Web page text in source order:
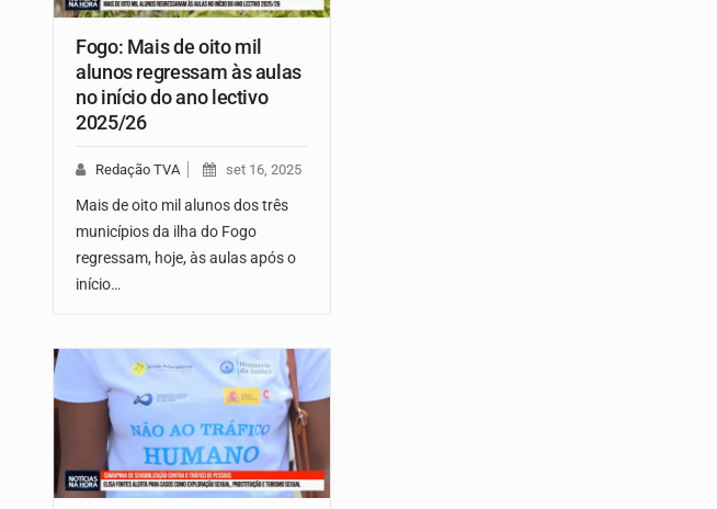
Fogo: Mais de oito mil
alunos regressam às aulas
no início do ano lectivo
2025/26
Redação TVA set 16, 2025
Mais de oito mil alunos dos três
municípios da ilha do Fogo
regressam, hoje, às aulas após o
início…